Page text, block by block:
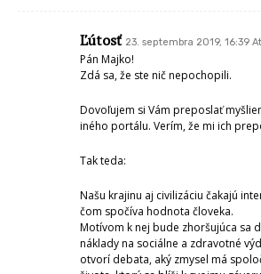
Ľútosť 23. septembra 2019, 16:39
Pán Majko!
Zdá sa, že ste nič nepochopili.
Dovoľujem si Vám preposlať
iného portálu. Verím, že mi ich
Tak teda:
Našu krajinu aj civilizáciu čakajú
čom spočíva hodnota človeka.
Motívom k nej bude zhoršujúca sa
náklady na sociálne a zdravotné
otvorí debata, aký zmysel má